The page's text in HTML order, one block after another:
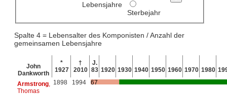
Lebensjahre
Sterbejahr
Spalte 4 = Lebensalter des Komponisten / Anzahl der
gemeinsamen Lebensjahre
John
Dankworth
*
1927
†
2010
J.
83 1920 1930 1940 1950 1960 1970 1980
Armstrong,
Thomas
1898 1994 67